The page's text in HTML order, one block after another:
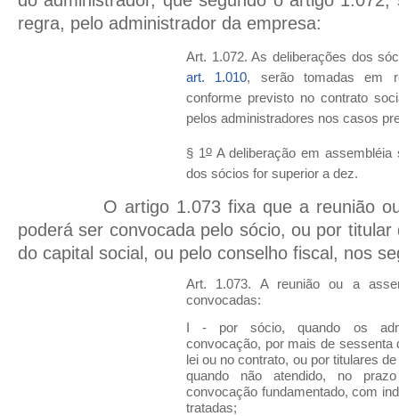
regra, pelo administrador da empresa:
Art. 1.072. As deliberações dos
art. 1.010, serão tomadas em
conforme previsto no contrato
pelos administradores nos casos
§ 1oA deliberação em assembléia
dos sócios for superior a dez.
O artigo 1.073 fixa que a reunião
poderá ser convocada pelo sócio, ou por
do capital social, ou pelo conselho fiscal, nos
Art. 1.073. A reunião ou a
convocadas:
I - por sócio, quando os
convocação, por mais de
lei ou no contrato, ou por titulares
quando não atendido, no
convocação fundamentado, com
tratadas;